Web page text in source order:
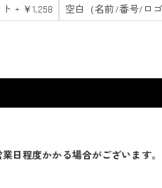
+ ￥1,258 空白（名前/番号/ロゴ
日程度かかる場合がございます。